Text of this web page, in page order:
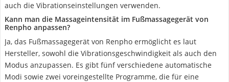
auch die Vibrationseinstellungen verwenden.
Kann man die Massageintensität im Fußmassagegerät von
Renpho anpassen?
Ja, das Fußmassagegerät von Renpho ermöglicht es laut
Hersteller, sowohl die Vibrationsgeschwindigkeit als auch den
Modus anzupassen. Es gibt fünf verschiedene automatische
Modi sowie zwei voreingestellte Programme, die für eine